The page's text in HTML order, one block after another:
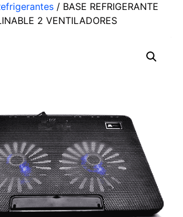
/ BASE REFRIGERANTE
2 VENTILADORES